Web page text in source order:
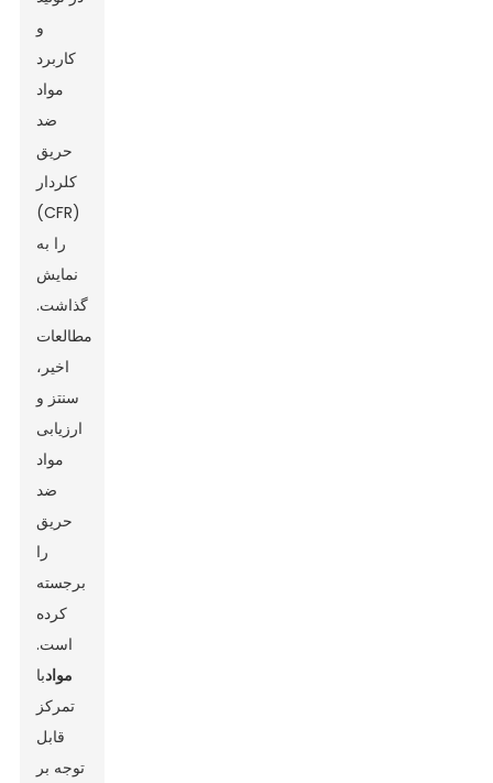
و
کاربرد
مواد
ضد
حریق
کلردار
(CFR)
را به
نمایش
گذاشت.
مطالعات
اخیر،
سنتز و
ارزیابی
مواد
ضد
حریق
را
برجسته
کرده
است.
موادبا
تمرکز
قابل
توجه بر